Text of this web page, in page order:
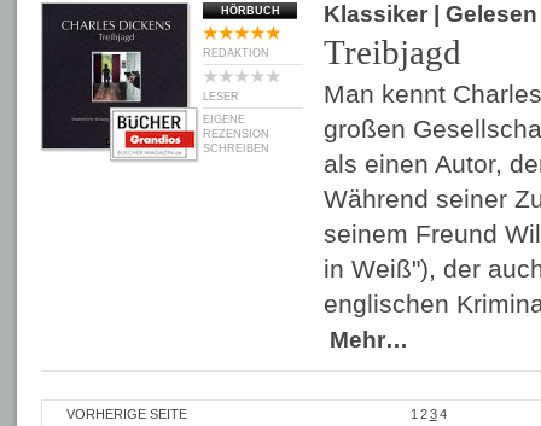
HÖRBUCH
REDAKTION
LESER
EIGENE
REZENSION
SCHREIBEN
Klassiker |
Treibjagd
Man kennt
großen
als einen Autor,
Während seiner
seinem Freund
in Weiß"), der
englischen
Mehr…
VORHERIGE SEITE 1 2 3 4